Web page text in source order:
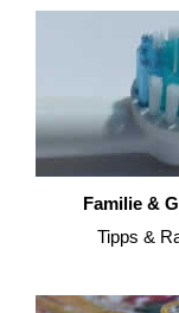
Familie &
Tipps &